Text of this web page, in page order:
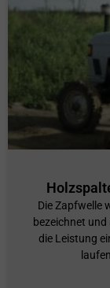
Die Zapfwelle
bezeichnet
die Leistung